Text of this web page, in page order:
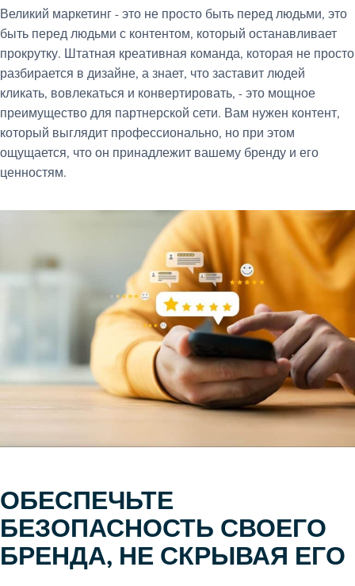
Великий маркетинг - это не просто быть перед людьми, это
быть перед людьми с контентом, который останавливает
прокрутку. Штатная креативная команда, которая не просто
разбирается в дизайне, а знает, что заставит людей
кликать, вовлекаться и конвертировать, - это мощное
преимущество для партнерской сети. Вам нужен контент,
который выглядит профессионально, но при этом
ощущается, что он принадлежит вашему бренду и его
ценностям.
ОБЕСПЕЧЬТЕ
БЕЗОПАСНОСТЬ СВОЕГО
БРЕНДА, НЕ СКРЫВАЯ ЕГО